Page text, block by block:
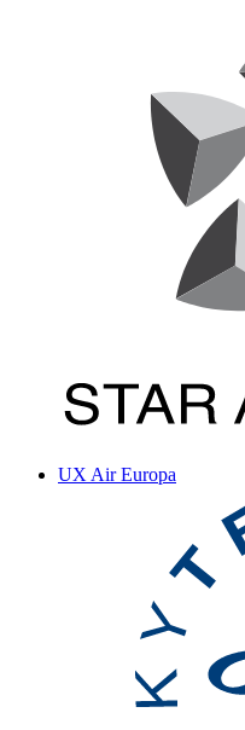
UX Air Europa